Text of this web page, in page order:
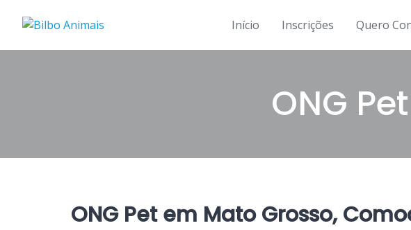
Início Inscrições Quero
ONG
ONG Pet em Mato Grosso,